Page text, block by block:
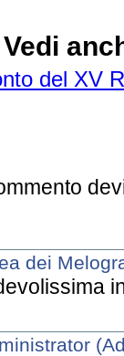
Vedi
del XV
dei